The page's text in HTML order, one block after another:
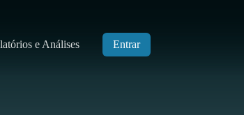
e Análises Entrar